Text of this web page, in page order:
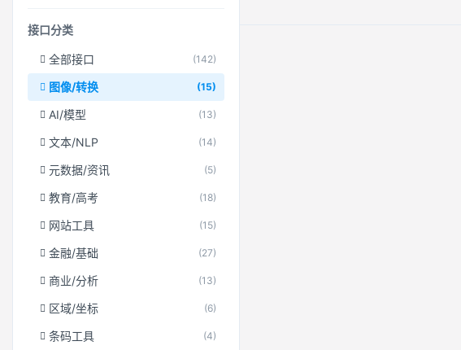
接口分类
全部接口 (142)
图像/转换 (15)
AI/模型 (13)
文本/NLP (14)
元数据/资讯 (5)
教育/高考 (18)
网站工具 (15)
金融/基础 (27)
商业/分析 (13)
区域/坐标 (6)
条码工具 (4)